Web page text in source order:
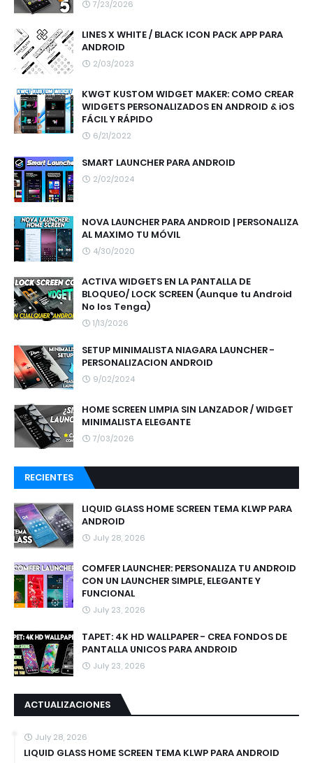
7/23/2026
LINES X WHITE / BLACK ICON PACK APP PARA
ANDROID
2/03/2023
KWGT KUSTOM WIDGET MAKER: COMO CREAR
WIDGETS PERSONALIZADOS EN ANDROID & iOS
FÁCIL Y RÁPIDO
6/21/2022
SMART LAUNCHER PARA ANDROID
2/02/2024
NOVA LAUNCHER PARA ANDROID | PERSONALIZA
AL MAXIMO TU MÓVIL
4/30/2020
ACTIVA WIDGETS EN LA PANTALLA DE
BLOQUEO/ LOCK SCREEN (Aunque tu Android
No los Tenga)
1/13/2026
SETUP MINIMALISTA NIAGARA LAUNCHER -
PERSONALIZACION ANDROID
9/02/2024
HOME SCREEN LIMPIA SIN LANZADOR / WIDGET
MINIMALISTA ELEGANTE
7/03/2026
RECIENTES
LIQUID GLASS HOME SCREEN TEMA KLWP PARA
ANDROID
July 28, 2026
COMFER LAUNCHER: PERSONALIZA TU ANDROID
CON UN LAUNCHER SIMPLE, ELEGANTE Y
FUNCIONAL
July 23, 2026
TAPET: 4K HD WALLPAPER - CREA FONDOS DE
PANTALLA UNICOS PARA ANDROID
July 23, 2026
ACTUALIZACIONES
July 28, 2026
LIQUID GLASS HOME SCREEN TEMA KLWP PARA ANDROID